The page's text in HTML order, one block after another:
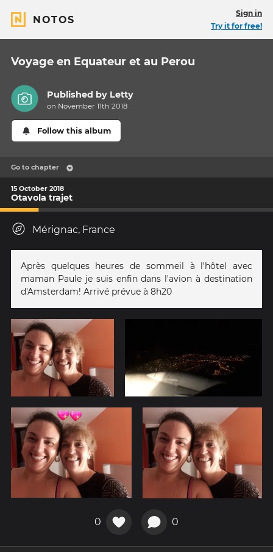
NOTOS
Sign in
Try it for free!
Voyage en Equateur et au Perou
Published by Letty
on November 11th 2018
Follow this album
Go to chapter
15 October 2018
Otavola trajet
Mérignac, France
Après quelques heures de sommeil à l'hôtel avec
maman Paule je suis enfin dans l'avion à destination
d'Amsterdam! Arrivé prévue à 8h20
0 0